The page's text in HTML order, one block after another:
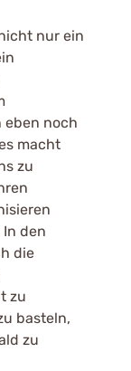
nur ein
eben noch
macht
zu
den
die
zu
basteln,
zu